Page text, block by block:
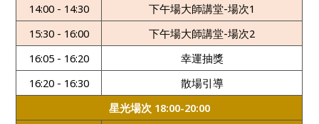
14:00 - 14:30
下午場大師講堂-場次1
15:30 - 16:00
下午場大師講堂-場次2
16:05 - 16:20
幸運抽獎
16:20 - 16:30
散場引導
星光場次 18:00-20:00